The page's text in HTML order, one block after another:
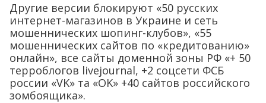
Другие версии блокируют «50 русских
интернет-магазинов в Украине и сеть
мошеннических шопинг-клубов», «55
мошеннических сайтов по «кредитованию»
онлайн», все сайты доменной зоны РФ «+ 50
терроблогов livejournal, +2 соцсети ФСБ
россии «VK» та «OK» +40 сайтов российского
зомбоящика».